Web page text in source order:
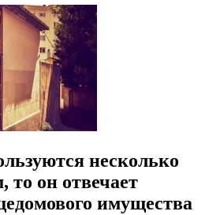
несколько
то он отвечает
имущества